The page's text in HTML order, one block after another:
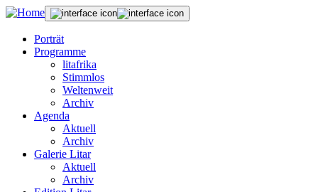
Porträt
Programme
litafrika
Stimmlos
Weltenweit
Archiv
Agenda
Aktuell
Archiv
Galerie Litar
Aktuell
Archiv